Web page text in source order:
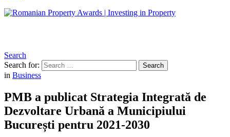
Search
Search for:
Search
in Business
PMB a publicat Strategia Integrată de
Dezvoltare Urbană a Municipiului
București pentru 2021-2030